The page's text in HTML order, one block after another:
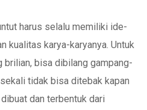
harus selalu memiliki ide-
kualitas karya-karyanya. Untuk
brilian, bisa dibilang gampang-
tidak bisa ditebak kapan
dan terbentuk dari